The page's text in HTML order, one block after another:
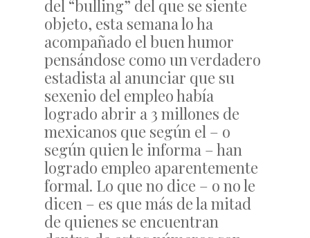
del “bulling” del que se siente
objeto, esta semana lo ha
acompañado el buen humor
pensándose como un verdadero
estadista al anunciar que su
sexenio del empleo había
logrado abrir a 3 millones de
mexicanos que según el – o
según quien le informa – han
logrado empleo aparentemente
formal. Lo que no dice – o no le
dicen – es que más de la mitad
de quienes se encuentran